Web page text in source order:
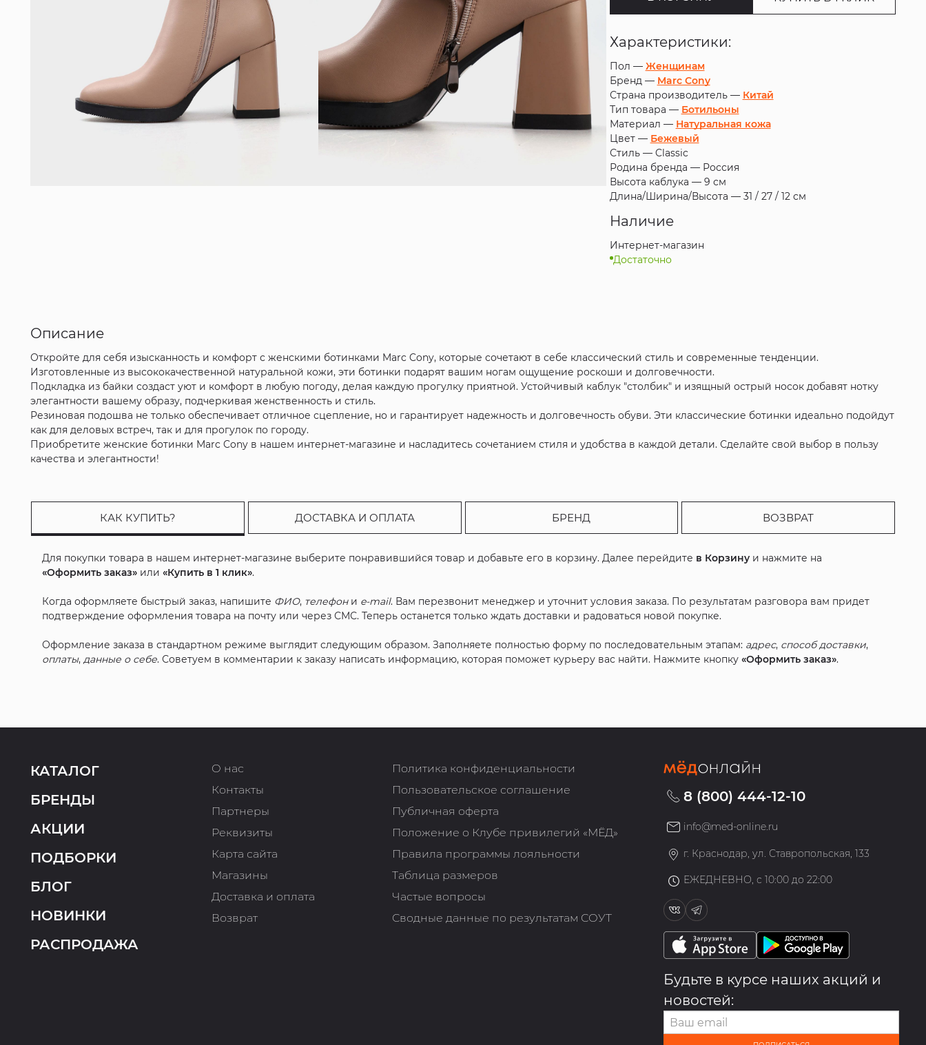
Характеристики:
Пол — Женщинам
Бренд — Marc Cony
Страна производитель — Китай
Тип товара — Ботильоны
Материал — Натуральная кожа
Цвет — Бежевый
Стиль — Classic
Родина бренда — Россия
Высота каблука — 9 см
Длина/Ширина/Высота — 31 / 27 / 12 см
Наличие
Интернет-магазин
Достаточно
Описание
Откройте для себя изысканность и комфорт с женскими ботинками Marc Cony, которые сочетают в себе классический стиль и современные тенденции.
Изготовленные из высококачественной натуральной кожи, эти ботинки подарят вашим ногам ощущение роскоши и долговечности.
Подкладка из байки создаст уют и комфорт в любую погоду, делая каждую прогулку приятной. Устойчивый каблук "столбик" и изящный острый носок добавят нотку
элегантности вашему образу, подчеркивая женственность и стиль.
Резиновая подошва не только обеспечивает отличное сцепление, но и гарантирует надежность и долговечность обуви. Эти классические ботинки идеально подойдут
как для деловых встреч, так и для прогулок по городу.
Приобретите женские ботинки Marc Cony в нашем интернет-магазине и насладитесь сочетанием стиля и удобства в каждой детали. Сделайте свой выбор в пользу
качества и элегантности!
КАК КУПИТЬ? ДОСТАВКА И ОПЛАТА БРЕНД ВОЗВРАТ
Для покупки товара в нашем интернет-магазине выберите понравившийся товар и добавьте его в корзину. Далее перейдите в Корзину и нажмите на
«Оформить заказ» или«Купить в 1 клик».
Когда оформляете быстрый заказ, напишите ФИО, телефони e-mail. Вам перезвонит менеджер и уточнит условия заказа. По результатам разговора вам придет
подтверждение оформления товара на почту или через СМС. Теперь останется только ждать доставки и радоваться новой покупке.
Оформление заказа в стандартном режиме выглядит следующим образом. Заполняете полностью форму по последовательным этапам: адрес, способ доставки,
оплаты,данные о себе. Советуем в комментарии к заказу написать информацию, которая поможет курьеру вас найти. Нажмите кнопку«Оформить заказ».
КАТАЛОГ
БРЕНДЫ
АКЦИИ
ПОДБОРКИ
БЛОГ
НОВИНКИ
РАСПРОДАЖА
О нас
Контакты
Партнеры
Реквизиты
Карта сайта
Магазины
Доставка и оплата
Возврат
Политика конфиденциальности
Пользовательское соглашение
Публичная оферта
Положение о Клубе привилегий «МЁД»
Правила программы лояльности
Таблица размеров
Частые вопросы
Сводные данные по результатам СОУТ
8 (800) 444-12-10
info@med-online.ru
г. Краснодар, ул. Ставропольская, 133
ЕЖЕДНЕВНО, с 10:00 до 22:00
Будьте в курсе наших акций и
новостей: